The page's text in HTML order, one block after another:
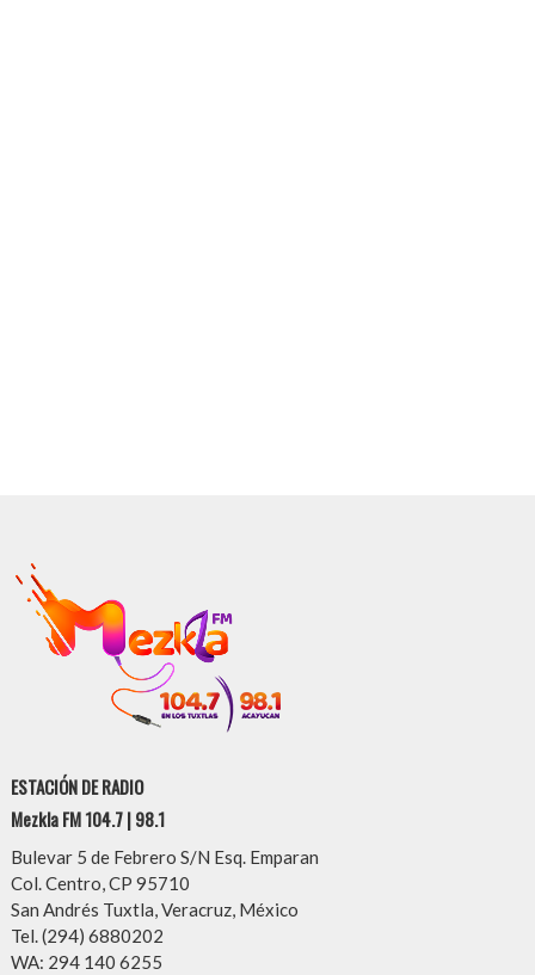
ESTACIÓN DE RADIO
Mezkla FM 104.7 | 98.1
Bulevar 5 de Febrero S/N Esq. Emparan
Col. Centro, CP 95710
San Andrés Tuxtla, Veracruz, México
Tel. (294) 6880202
WA: 294 140 6255